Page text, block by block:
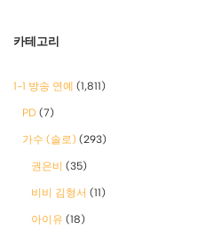
카테고리
1-1 방송 연예 (1,811)
PD (7)
가수 (솔로) (293)
권은비 (35)
비비 김형서 (11)
아이유 (18)